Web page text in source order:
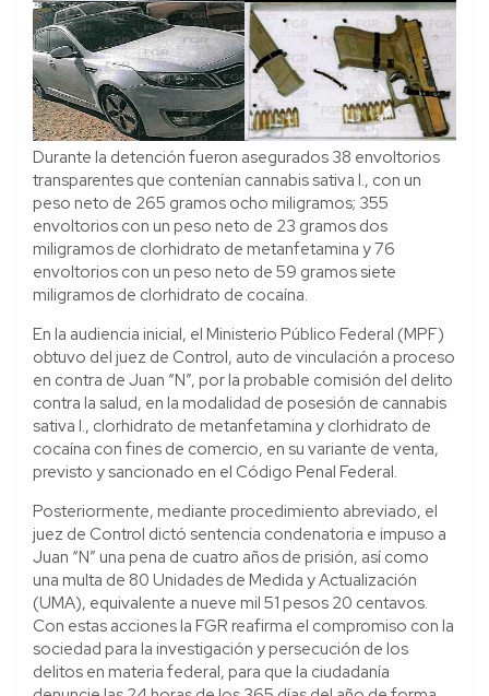
Durante la detención fueron asegurados 38 envoltorios
transparentes que contenían cannabis sativa l., con un
peso neto de 265 gramos ocho miligramos; 355
envoltorios con un peso neto de 23 gramos dos
miligramos de clorhidrato de metanfetamina y 76
envoltorios con un peso neto de 59 gramos siete
miligramos de clorhidrato de cocaína.
En la audiencia inicial, el Ministerio Público Federal (MPF)
obtuvo del juez de Control, auto de vinculación a proceso
en contra de Juan “N”, por la probable comisión del delito
contra la salud, en la modalidad de posesión de cannabis
sativa l., clorhidrato de metanfetamina y clorhidrato de
cocaína con fines de comercio, en su variante de venta,
previsto y sancionado en el Código Penal Federal.
Posteriormente, mediante procedimiento abreviado, el
juez de Control dictó sentencia condenatoria e impuso a
Juan “N” una pena de cuatro años de prisión, así como
una multa de 80 Unidades de Medida y Actualización
(UMA), equivalente a nueve mil 51 pesos 20 centavos.
Con estas acciones la FGR reafirma el compromiso con la
sociedad para la investigación y persecución de los
delitos en materia federal, para que la ciudadanía